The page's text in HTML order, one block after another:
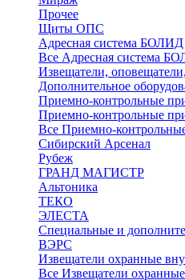
Прочее
Щиты ОПС
Адресная система БОЛИД
Все Адресная система
Извещатели,
Дополнительное
Приемно-контрольные
Приемно-контрольные
Все Приемно-
Сибирский Арсенал
Рубеж
ГРАНД МАГИСТР
Альтоника
ТЕКО
ЭЛЕСТА
Специальные и
ВЭРС
Извещатели охранные
Все Извещатели